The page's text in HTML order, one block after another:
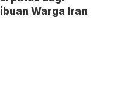
Warga Iran